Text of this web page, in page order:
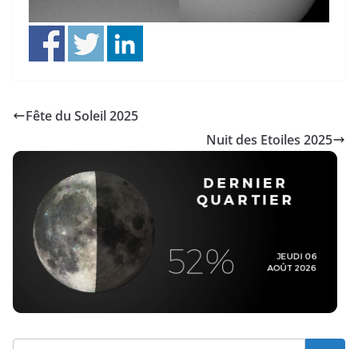
Fête du Soleil 2025
Nuit des Etoiles 2025